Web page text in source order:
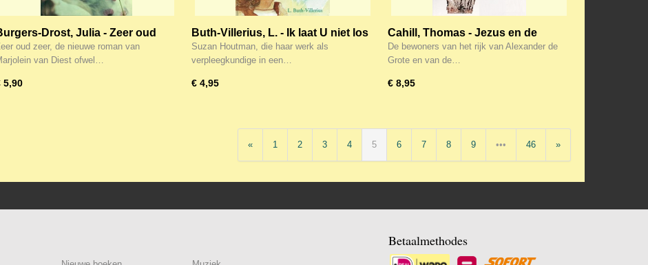
Drost, Julia - Zeer oud
oud zeer, de nieuwe roman van
van Diest ofwel…
5,90
Buth-Villerius, L. - Ik laat U niet los
Suzan Houtman, die haar werk als
verpleegkundige in een…
€ 4,95
Cahill, Thomas - Jezus en de
wereld in die dagen
De bewoners van het rijk van Alexander de
Grote en van de…
€ 8,95
« 1 2 3 4 5 6 7 8 9 ••• 46 »
Betaalmethodes